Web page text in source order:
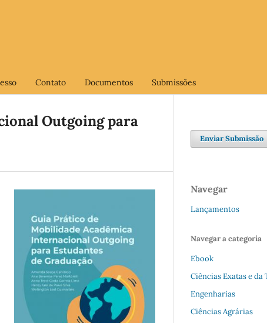
Contato Documentos Submissões
Outgoing para
Enviar Submissão
Navegar
Lançamentos
Navegar a categoria
Ebook
Ciências Exatas e da
Engenharias
Ciências Agrárias